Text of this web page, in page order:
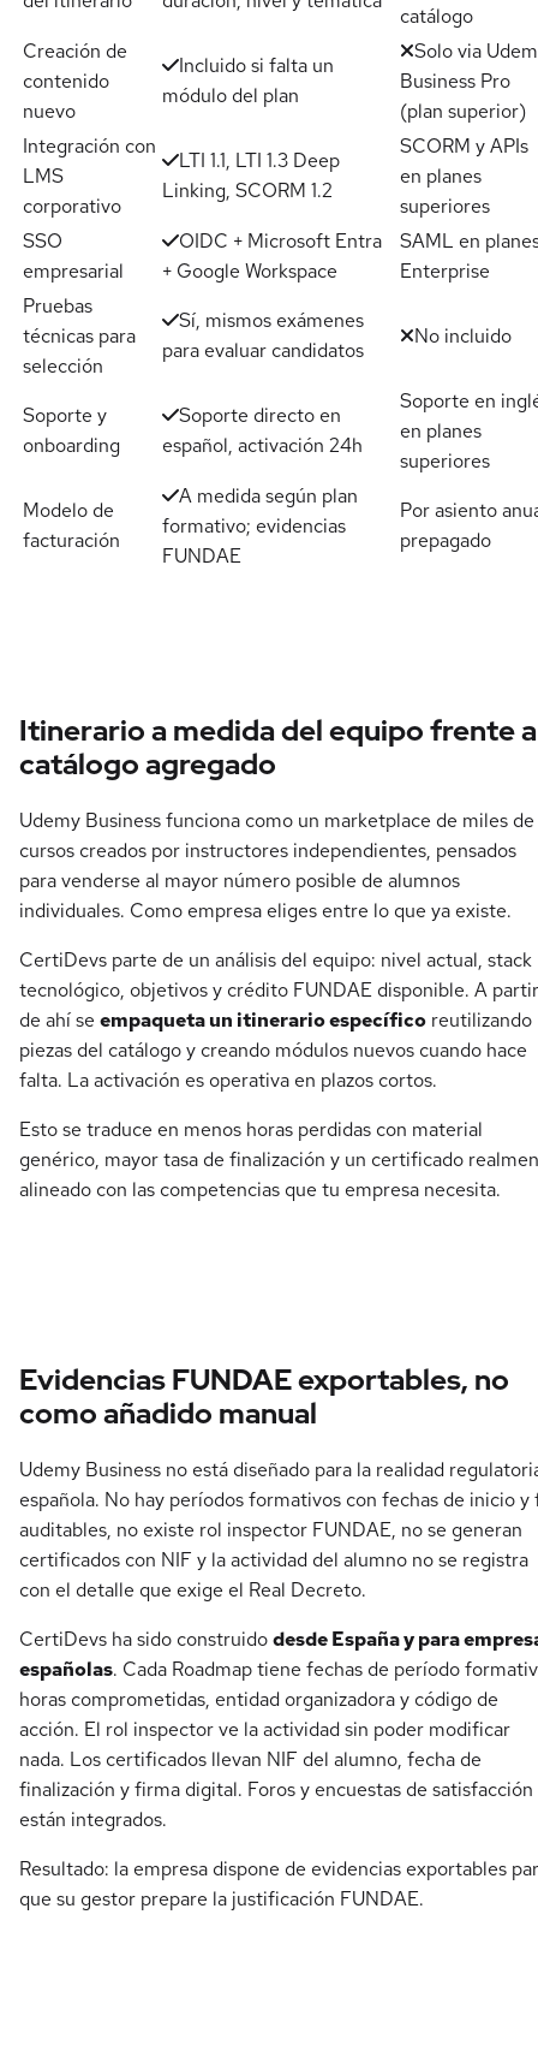
catálogo
Creación de
contenido
nuevo
Incluido si falta un
módulo del plan
Solo via
Business Pro
(plan superior)
Integración con
LMS
corporativo
LTI 1.1, LTI 1.3 Deep
Linking, SCORM 1.2
SCORM y APIs
en planes
superiores
SSO
empresarial
OIDC + Microsoft Entra
+ Google Workspace
SAML en
Enterprise
Pruebas
técnicas para
selección
Sí, mismos exámenes
para evaluar candidatos
No incluido
Soporte y
onboarding
Soporte directo en
español, activación 24h
Soporte en
en planes
superiores
Modelo de
facturación
A medida según plan
formativo; evidencias
FUNDAE
Por asiento
prepagado
Itinerario a medida del equipo frente a
catálogo agregado
Udemy Business funciona como un marketplace de miles de
cursos creados por instructores independientes, pensados
para venderse al mayor número posible de alumnos
individuales. Como empresa eliges entre lo que ya existe.
CertiDevs parte de un análisis del equipo: nivel actual, stack
tecnológico, objetivos y crédito FUNDAE disponible. A partir
de ahí se empaqueta un itinerario específico reutilizando
piezas del catálogo y creando módulos nuevos cuando hace
falta. La activación es operativa en plazos cortos.
Esto se traduce en menos horas perdidas con material
genérico, mayor tasa de finalización y un certificado
alineado con las competencias que tu empresa necesita.
Evidencias FUNDAE exportables, no
como añadido manual
Udemy Business no está diseñado para la realidad
española. No hay períodos formativos con fechas de inicio y
auditables, no existe rol inspector FUNDAE, no se generan
certificados con NIF y la actividad del alumno no se registra
con el detalle que exige el Real Decreto.
CertiDevs ha sido construidodesde España y para
españolas. Cada Roadmap tiene fechas de período
horas comprometidas, entidad organizadora y código de
acción. El rol inspector ve la actividad sin poder modificar
nada. Los certificados llevan NIF del alumno, fecha de
finalización y firma digital. Foros y encuestas de satisfacción
están integrados.
Resultado: la empresa dispone de evidencias exportables
que su gestor prepare la justificación FUNDAE.